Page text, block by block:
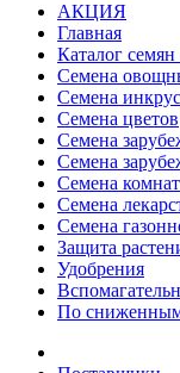
АКЦИЯ
Главная
Каталог
Семена
Семена
Семена цветов
Семена
Семена
Семена
Семена
Семена
Защита
Удобрения
По